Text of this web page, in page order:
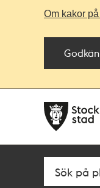
Om kakor
navigationen
huvudinnehållet
Fritextsök